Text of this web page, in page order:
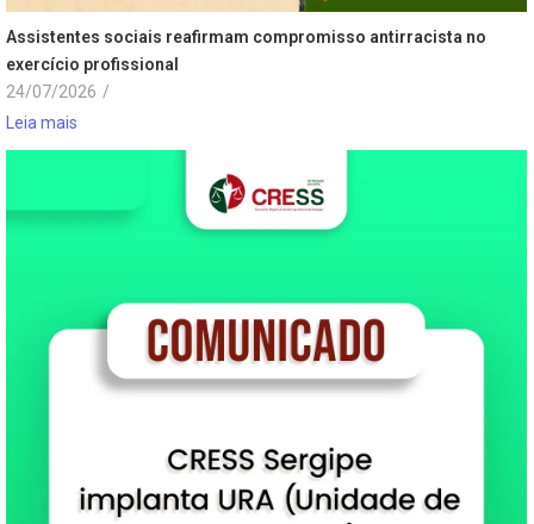
Assistentes sociais reafirmam compromisso antirracista no
exercício profissional
24/07/2026 /
Leia mais